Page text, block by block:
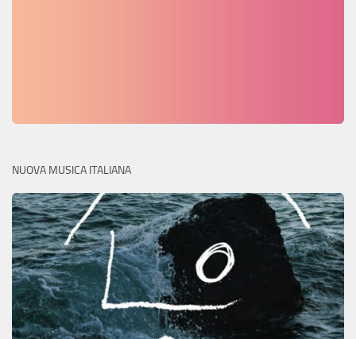
NUOVA MUSICA ITALIANA